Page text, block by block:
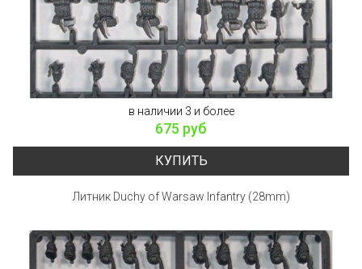
в наличии 3 и более
675 руб
КУПИТЬ
Литник Duchy of Warsaw Infantry (28mm)